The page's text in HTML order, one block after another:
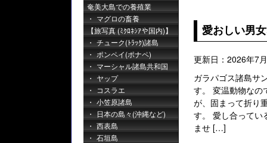
愛おしい男
更新日：2026年7
ガラパゴス諸島サ
す。 変温動物なの
が、固まって折り
す。 愛し合ってい
ませ […]
奄美大島での養殖業
マグロの畜養
【旅写真 (ﾐｸﾛﾈｼｱや国内)】
チューク(ﾄﾗｯｸ)諸島
ポンペイ(ポナペ)
マーシャル諸島共和国
ヤップ
コスラエ
小笠原諸島
日本の島々(沖縄など)
西表島
石垣島